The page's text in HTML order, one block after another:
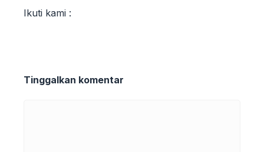
Ikuti kami :
Tinggalkan komentar